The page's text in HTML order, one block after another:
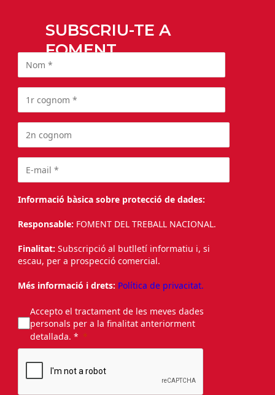
SUBSCRIU-TE A
FOMENT
Informació bàsica sobre protecció de dades:
Responsable: FOMENT DEL TREBALL NACIONAL.
Finalitat: Subscripció al butlletí informatiu i, si
escau, per a prospecció comercial.
Més informació i drets: Política de privacitat.
Accepto el tractament de les meves dades
personals per a la finalitat anteriorment
detallada. *